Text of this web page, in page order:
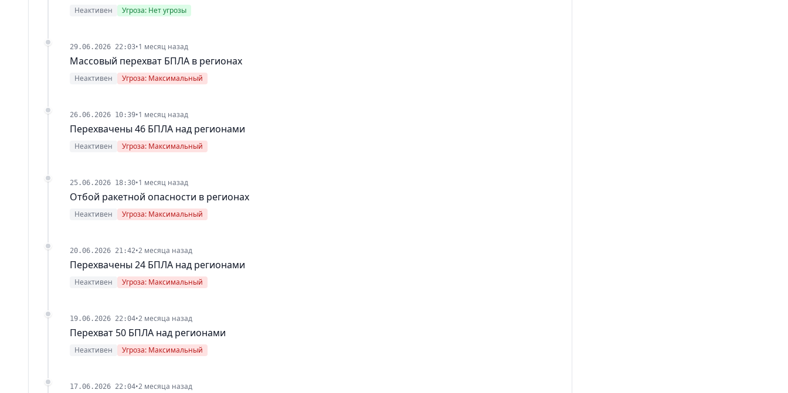
Неактивен Угроза: Нет угрозы
29.06.2026 22:03•1 месяц назад
Массовый перехват БПЛА в регионах
Неактивен Угроза: Максимальный
26.06.2026 10:39•1 месяц назад
Перехвачены 46 БПЛА над регионами
Неактивен Угроза: Максимальный
25.06.2026 18:30•1 месяц назад
Отбой ракетной опасности в регионах
Неактивен Угроза: Максимальный
20.06.2026 21:42•2 месяца назад
Перехвачены 24 БПЛА над регионами
Неактивен Угроза: Максимальный
19.06.2026 22:04•2 месяца назад
Перехват 50 БПЛА над регионами
Неактивен Угроза: Максимальный
17.06.2026 22:04•2 месяца назад